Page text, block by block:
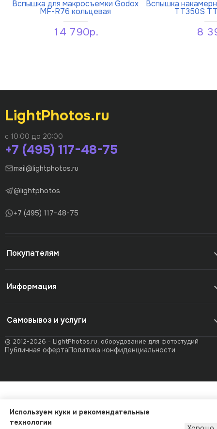
Вспышка для макросъемки Godox
MF-R76 кольцевая
14 790р.
Вспышка
TT350S
8
LightPhotos.ru
с 10:00 до 20:00
+7 (495) 117-48-75
mail@lightphotos.ru
@lightphotos
+7 (495) 117-48-75
Покупателям
Информация
Самовывоз и услуги
© 2012-2026 - LightPhotos.ru, оборудование для фотостудий
Публичная офертаПолитика конфиденциальности
Используем куки и рекомендательные
технологии